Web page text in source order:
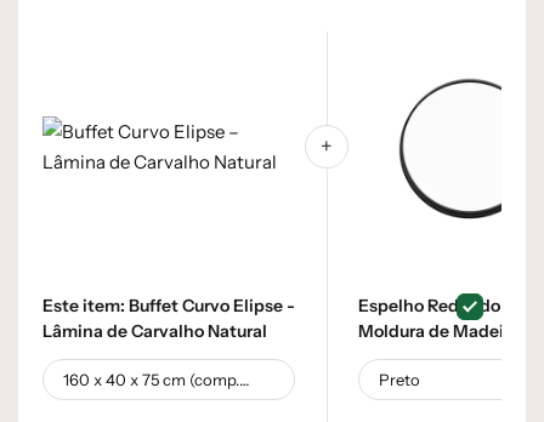
Este item: Buffet Curvo Elipse -
Lâmina de Carvalho Natural
Espelho Redondo 60
Moldura de Madeira